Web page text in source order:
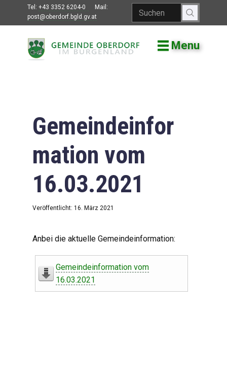
Tel: +43 3352 6204-0
Mail:
post@oberdorf.bgld.gv.at
Menu
Willkommen
Gemeindeamt
Gemeinderat
Bildung
Vereine
Leben in Oberdorf
Gemeindeinfor
mation vom
16.03.2021
Veröffentlicht: 16. März 2021
Anbei die aktuelle Gemeindeinformation:
Gemeindeinformation vom
16.03.2021